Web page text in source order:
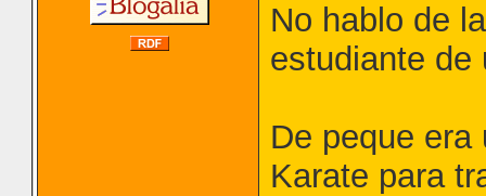
No hablo de
estudiante de
De peque
Karate para